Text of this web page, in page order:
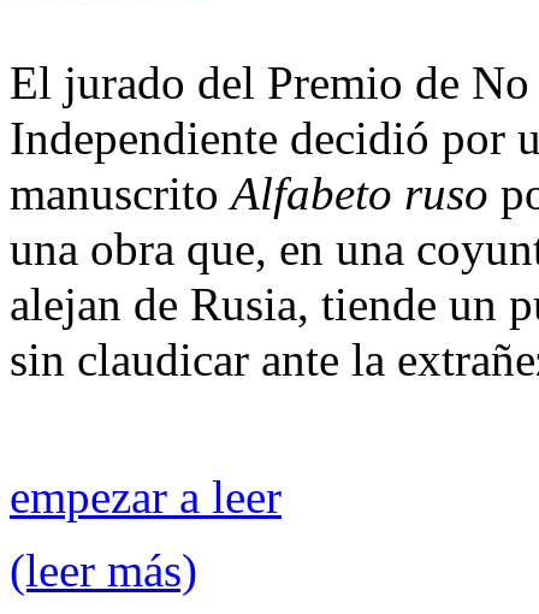
El jurado del Premio de
Independiente decidió por
manuscritoAlfabeto ruso
una obra que, en una
alejan de Rusia, tiende un
sin claudicar ante la
empezar a leer
(leer más)